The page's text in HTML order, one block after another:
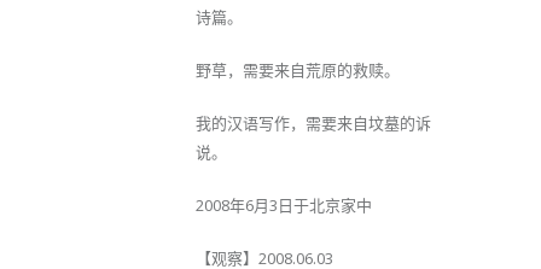
诗篇。
野草，需要来自荒原的救赎。
我的汉语写作，需要来自坟墓的诉
说。
2008年6月3日于北京家中
【观察】2008.06.03